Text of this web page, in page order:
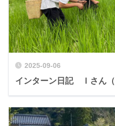
2025-09-06
インターン日記 Ｉさん（